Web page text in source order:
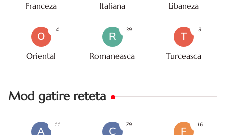
Franceza Italiana Libaneza
O
Oriental
4
R
Romaneasca
39
T
Turceasca
3
Mod gatire reteta
A
11
C
79
F
16